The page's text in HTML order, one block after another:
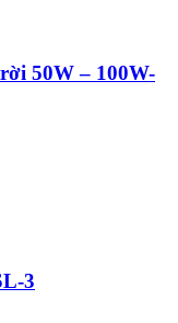
50W – 100W-
3